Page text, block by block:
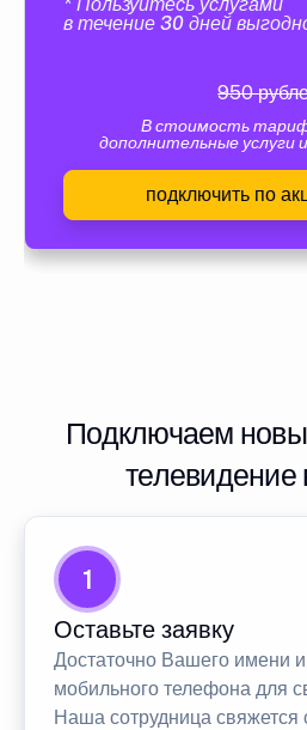
в течение 30 дней
950
В стоимость
дополнительные услуги
подключить по
Подключаем
телевидение
1
Оставьте заявку
Достаточно Вашего имени
мобильного телефона для
Наша сотрудница свяжется